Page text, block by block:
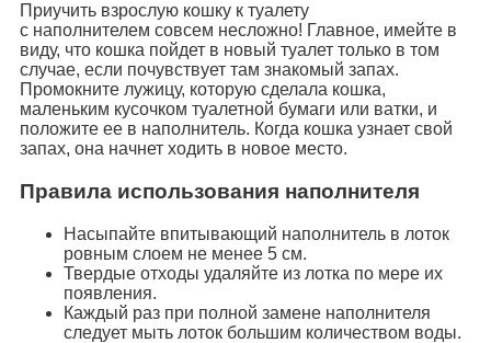
Приучить взрослую кошку к туалету
c наполнителем совсем несложно! Главное, имейте в
виду, что кошка пойдет в новый туалет только в том
случае, если почувствует там знакомый запах.
Промокните лужицу, которую сделала кошка,
маленьким кусочком туалетной бумаги или ватки, и
положите ее в наполнитель. Когда кошка узнает свой
запах, она начнет ходить в новое место.
Правила использования наполнителя
Насыпайте впитывающий наполнитель в лоток
ровным слоем не менее 5 см.
Твердые отходы удаляйте из лотка по мере их
появления.
Каждый раз при полной замене наполнителя
следует мыть лоток большим количеством воды.